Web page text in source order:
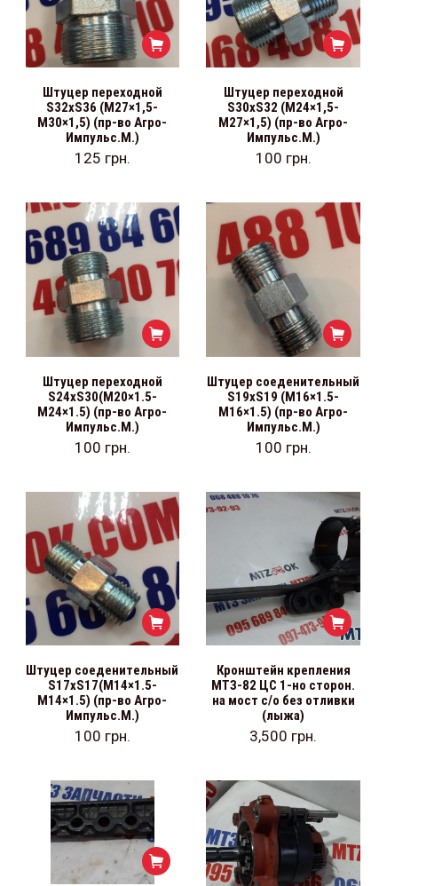
Штуцер переходной
S32хS36 (М27×1,5-
М30×1,5) (пр-во Агро-
Импульс.М.)
125 грн.
Штуцер переходной
S30хS32 (М24×1,5-
М27×1,5) (пр-во Агро-
Импульс.М.)
100 грн.
Штуцер переходной
S24хS30(М20×1.5-
М24×1.5) (пр-во Агро-
Импульс.М.)
100 грн.
Штуцер соеденительный
S19хS19 (М16×1.5-
М16×1.5) (пр-во Агро-
Импульс.М.)
100 грн.
Штуцер соеденительный
S17хS17(М14×1.5-
М14×1.5) (пр-во Агро-
Импульс.М.)
100 грн.
Кронштейн крепления
МТЗ-82 ЦС 1-но сторон.
на мост с/о без отливки
(лыжа)
3,500 грн.